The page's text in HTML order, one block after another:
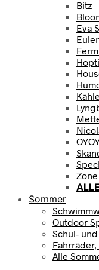
Bitz
Eva
Sommer
Outdoor
Schul-
Alle